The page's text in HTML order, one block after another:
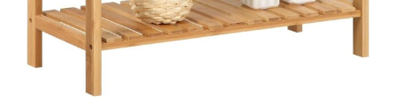
Pompe submersibile